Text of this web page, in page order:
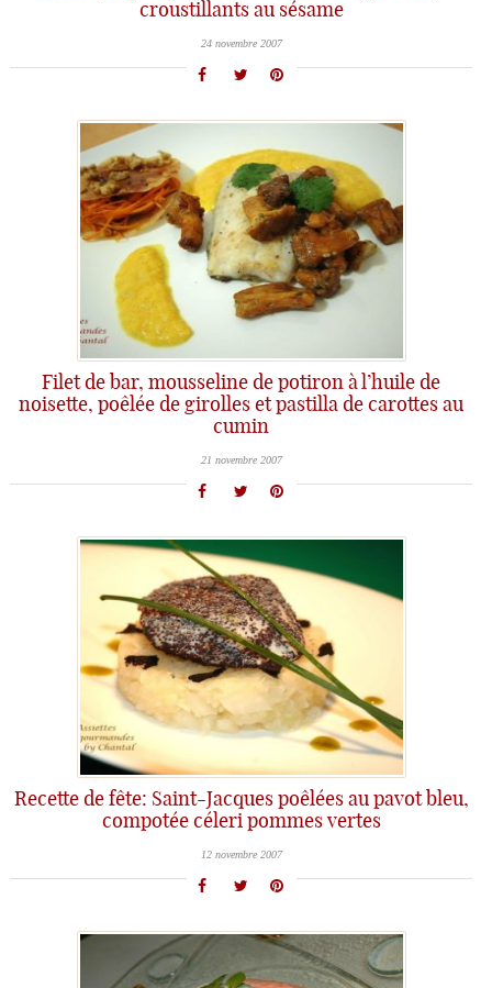
croustillants au sésame
24 novembre 2007
Filet de bar, mousseline de potiron à l’huile de
noisette, poêlée de girolles et pastilla de carottes au
cumin
21 novembre 2007
Recette de fête: Saint-Jacques poêlées au pavot bleu,
compotée céleri pommes vertes
12 novembre 2007